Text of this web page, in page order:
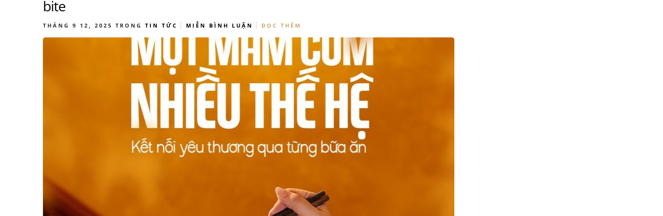
bite
THÁNG 9 12, 2025 TRONG TIN TỨC MIỄN BÌNH LUẬN ĐỌC THÊM